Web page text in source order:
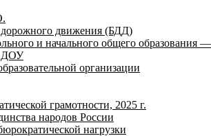
дорожного движения (БДД)
и начального общего образования —
ДОУ
организации
грамотности, 2025 г.
народов России
нагрузки